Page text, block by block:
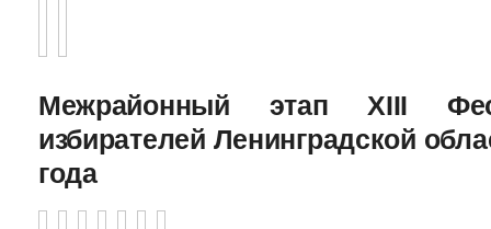
Межрайонный этап XIII
избирателей Ленинградской
года